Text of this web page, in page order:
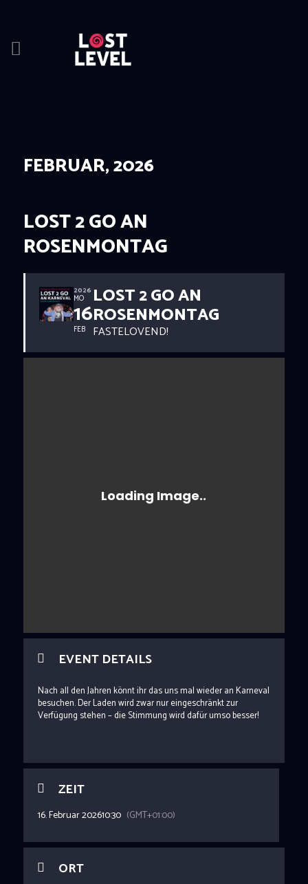
EVENTS
ABOUT
RESERVIERUNG
FEBRUAR, 2026
LOST 2 GO AN
ROSENMONTAG
2026
MO
16
FEB
LOST 2 GO AN
ROSENMONTAG
FASTELOVEND!
EVENT DETAILS
Nach all den Jahren könnt ihr das uns mal wieder an Karneval
besuchen. Der Laden wird zwar nur eingeschränkt zur
Verfügung stehen – die Stimmung wird dafür umso besser!
ZEIT
16. Februar 202610:30 (GMT+01:00)
ORT